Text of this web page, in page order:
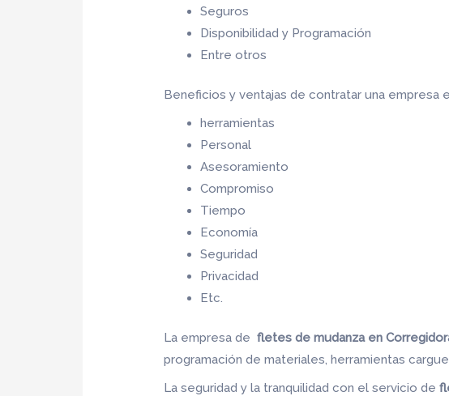
Seguros
Disponibilidad y Programación
Entre otros
Beneficios y ventajas de contratar una empresa
herramientas
Personal
Asesoramiento
Compromiso
Tiempo
Economía
Seguridad
Privacidad
Etc.
La empresa defletes de mudanza en
programación de materiales, herramientas
La seguridad y la tranquilidad con el servicio de